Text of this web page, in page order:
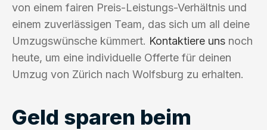
von einem fairen Preis-Leistungs-Verhältnis und
einem zuverlässigen Team, das sich um all deine
Umzugswünsche kümmert. Kontaktiere uns noch
heute, um eine individuelle Offerte für deinen
Umzug von Zürich nach Wolfsburg zu erhalten.
Geld sparen beim